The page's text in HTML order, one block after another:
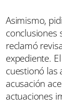
Asimismo,
conclusiones
reclamó
expediente.
cuestionó las
acusación
actuaciones